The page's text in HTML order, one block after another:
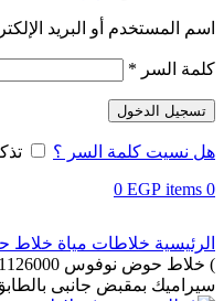
اسم المستخدم أو البريد
كلمة السر *
تسجيل الدخول
هل نسيت كلمة السر ؟
0
items
0 EGP
الرئيسية خلاطات مياة خلاط
سيراميك بمقبض جانبى